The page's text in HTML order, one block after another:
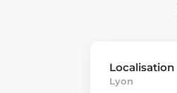
Localisation
Lyon